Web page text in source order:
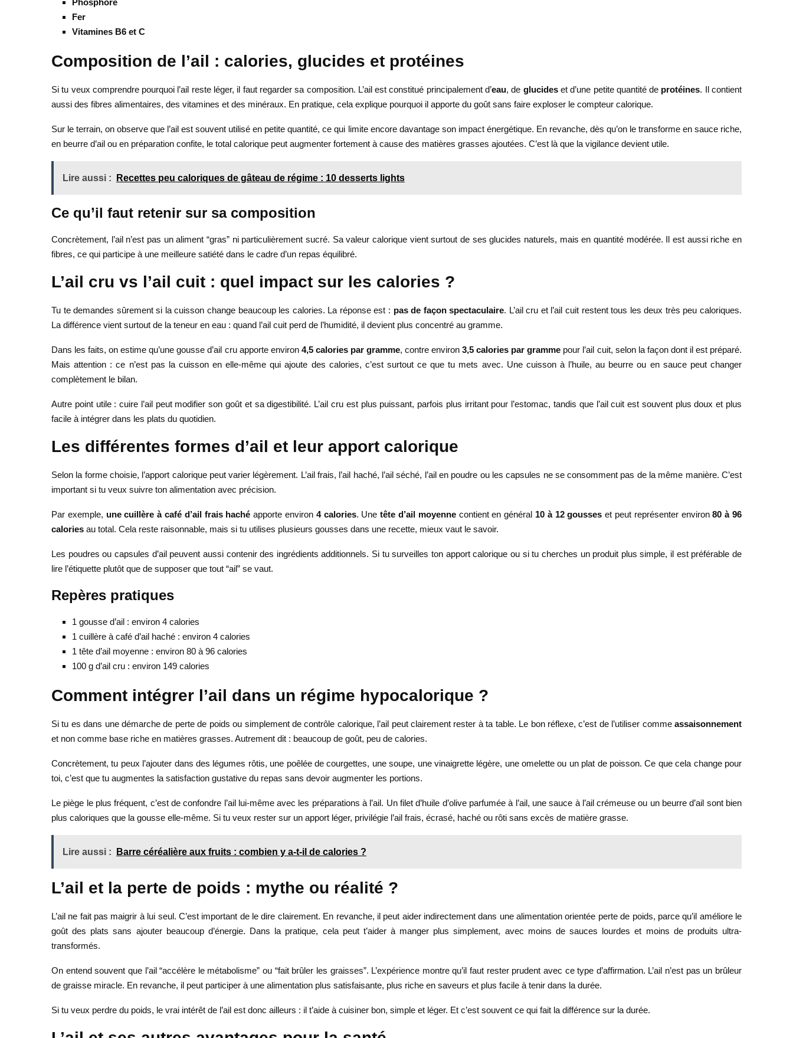
Fer
Vitamines B6 et C
Composition de l’ail : calories, glucides et protéines
Si tu veux comprendre pourquoi l’ail reste léger, il faut regarder sa composition. L’ail est constitué principalement d’eau, de glucideset d’une petite quantité de protéines. Il contient
aussi des fibres alimentaires, des vitamines et des minéraux. En pratique, cela explique pourquoi il apporte du goût sans faire exploser le compteur calorique.
Sur le terrain, on observe que l’ail est souvent utilisé en petite quantité, ce qui limite encore davantage son impact énergétique. En revanche, dès qu’on le transforme en sauce riche,
en beurre d’ail ou en préparation confite, le total calorique peut augmenter fortement à cause des matières grasses ajoutées. C’est là que la vigilance devient utile.
Lire aussi : Recettes peu caloriques de gâteau de régime : 10 desserts lights
Ce qu’il faut retenir sur sa composition
Concrètement, l’ail n’est pas un aliment “gras” ni particulièrement sucré. Sa valeur calorique vient surtout de ses glucides naturels, mais en quantité modérée. Il est aussi riche en
fibres, ce qui participe à une meilleure satiété dans le cadre d’un repas équilibré.
L’ail cru vs l’ail cuit : quel impact sur les calories ?
Tu te demandes sûrement si la cuisson change beaucoup les calories. La réponse est : pas de façon spectaculaire. L’ail cru et l’ail cuit restent tous les deux très peu caloriques.
La différence vient surtout de la teneur en eau : quand l’ail cuit perd de l’humidité, il devient plus concentré au gramme.
Dans les faits, on estime qu’une gousse d’ail cru apporte environ 4,5 calories par gramme, contre environ3,5 calories par gramme pour l’ail cuit, selon la façon dont il est préparé.
Mais attention : ce n’est pas la cuisson en elle-même qui ajoute des calories, c’est surtout ce que tu mets avec. Une cuisson à l’huile, au beurre ou en sauce peut changer
complètement le bilan.
Autre point utile : cuire l’ail peut modifier son goût et sa digestibilité. L’ail cru est plus puissant, parfois plus irritant pour l’estomac, tandis que l’ail cuit est souvent plus doux et plus
facile à intégrer dans les plats du quotidien.
Les différentes formes d’ail et leur apport calorique
Selon la forme choisie, l’apport calorique peut varier légèrement. L’ail frais, l’ail haché, l’ail séché, l’ail en poudre ou les capsules ne se consomment pas de la même manière. C’est
important si tu veux suivre ton alimentation avec précision.
Par exemple, une cuillère à café d’ail frais haché apporte environ 4 calories. Unetête d’ail moyennecontient en général 10 à 12 gousses et peut représenter environ80 à 96
calories au total. Cela reste raisonnable, mais si tu utilises plusieurs gousses dans une recette, mieux vaut le savoir.
Les poudres ou capsules d’ail peuvent aussi contenir des ingrédients additionnels. Si tu surveilles ton apport calorique ou si tu cherches un produit plus simple, il est préférable de
lire l’étiquette plutôt que de supposer que tout “ail” se vaut.
Repères pratiques
1 gousse d’ail : environ 4 calories
1 cuillère à café d’ail haché : environ 4 calories
1 tête d’ail moyenne : environ 80 à 96 calories
100 g d’ail cru : environ 149 calories
Comment intégrer l’ail dans un régime hypocalorique ?
Si tu es dans une démarche de perte de poids ou simplement de contrôle calorique, l’ail peut clairement rester à ta table. Le bon réflexe, c’est de l’utiliser comme assaisonnement
et non comme base riche en matières grasses. Autrement dit : beaucoup de goût, peu de calories.
Concrètement, tu peux l’ajouter dans des légumes rôtis, une poêlée de courgettes, une soupe, une vinaigrette légère, une omelette ou un plat de poisson. Ce que cela change pour
toi, c’est que tu augmentes la satisfaction gustative du repas sans devoir augmenter les portions.
Le piège le plus fréquent, c’est de confondre l’ail lui-même avec les préparations à l’ail. Un filet d’huile d’olive parfumée à l’ail, une sauce à l’ail crémeuse ou un beurre d’ail sont bien
plus caloriques que la gousse elle-même. Si tu veux rester sur un apport léger, privilégie l’ail frais, écrasé, haché ou rôti sans excès de matière grasse.
Lire aussi : Barre céréalière aux fruits : combien y a-t-il de calories ?
L’ail et la perte de poids : mythe ou réalité ?
L’ail ne fait pas maigrir à lui seul. C’est important de le dire clairement. En revanche, il peut aider indirectement dans une alimentation orientée perte de poids, parce qu’il améliore le
goût des plats sans ajouter beaucoup d’énergie. Dans la pratique, cela peut t’aider à manger plus simplement, avec moins de sauces lourdes et moins de produits ultra-
transformés.
On entend souvent que l’ail “accélère le métabolisme” ou “fait brûler les graisses”. L’expérience montre qu’il faut rester prudent avec ce type d’affirmation. L’ail n’est pas un brûleur
de graisse miracle. En revanche, il peut participer à une alimentation plus satisfaisante, plus riche en saveurs et plus facile à tenir dans la durée.
Si tu veux perdre du poids, le vrai intérêt de l’ail est donc ailleurs : il t’aide à cuisiner bon, simple et léger. Et c’est souvent ce qui fait la différence sur la durée.